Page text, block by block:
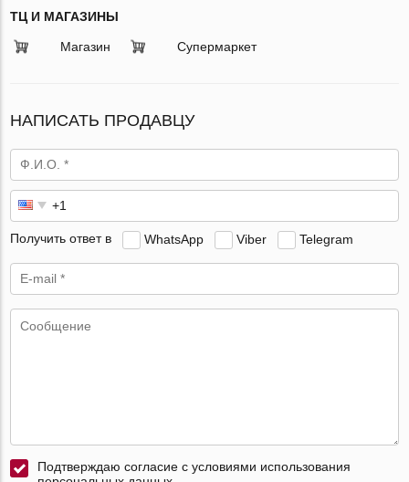
ТЦ И МАГАЗИНЫ
Магазин Супермаркет
НАПИСАТЬ ПРОДАВЦУ
Получить ответ в WhatsApp Viber Telegram
Подтверждаю согласие с условиями использования